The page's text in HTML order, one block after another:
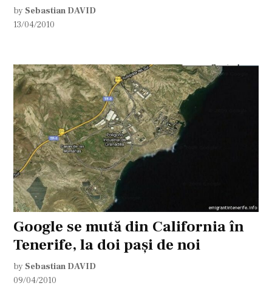
by Sebastian DAVID
13/04/2010
Google se mută din California în
Tenerife, la doi paşi de noi
by Sebastian DAVID
09/04/2010